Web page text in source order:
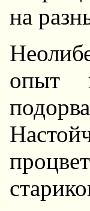
на
опыт